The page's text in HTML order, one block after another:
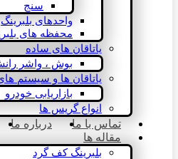
سنج
واحدهای بلبرینگ
محفظه های
یاتاقان های ساده
بوش ، واشر
یاتاقان ها و سیستم
بازاریابی خودرو
انواع گریس ها
تماس با ما درباره ما
مقاله ها
بلبرینگ کف گرد